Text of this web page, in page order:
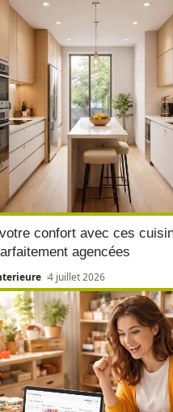
confort avec ces
agencées
4 juillet 2026